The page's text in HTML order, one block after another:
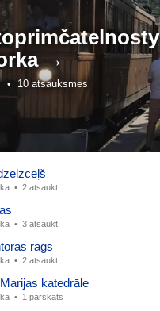
čatelnosty
→
• 10 atsauksmes
• 2 atsaukt
• 3 atsaukt
rags
• 2 atsaukt
katedrāle
• 1 pārskats